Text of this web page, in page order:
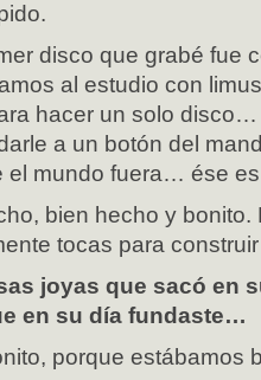
disco que grabé fue
al estudio con
hacer un solo
a un botón del
el mundo fuera… ése
bien hecho y bonito.
tocas para
joyas que sacó en
en su día fundaste…
porque estábamos